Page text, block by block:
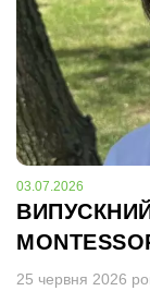
03.07.2026
25 червня 2026